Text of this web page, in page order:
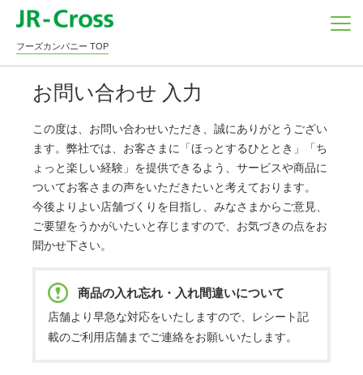
フーズカンパニー TOP
お問い合わせ 入力
この度は、お問い合わせいただき、誠にありがとうござい
ます。弊社では、お客さまに「ほっとするひととき」「ち
ょっと楽しい経験」を提供できるよう、サービスや商品に
ついてお客さまの声をいただきたいと考えております。
今後よりよい店舗づくりを目指し、みなさまからご意見、
ご要望をうかがいたいと存じますので、お気づきの点をお
聞かせ下さい。
商品の入れ忘れ・入れ間違いについて
店舗より早急な対応をいたしますので、レシート記
載のご利用店舗までご連絡をお願いいたします。